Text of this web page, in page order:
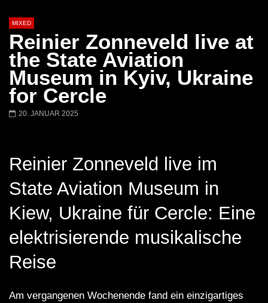
Später
Barbara Lago @ Kappa
FuturFestival 2024
MIXED
Reinier Zonneveld live at
the State Aviation
Museum in Kyiv, Ukraine
for Cercle
20. JANUAR 2025
Reinier Zonneveld live im
State Aviation Museum in
Kiew, Ukraine für Cercle: Eine
elektrisierende musikalische
Reise
Am vergangenen Wochenende fand ein einzigartiges